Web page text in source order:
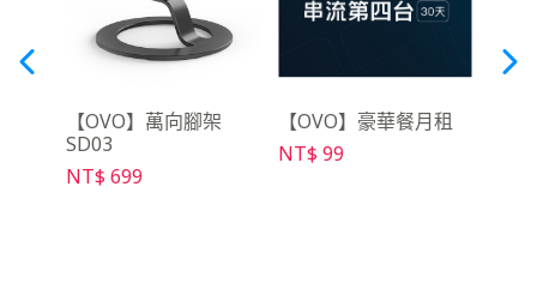
【OVO】萬向腳架
SD03
NT$ 699
【OVO】豪華餐月租
NT$ 99